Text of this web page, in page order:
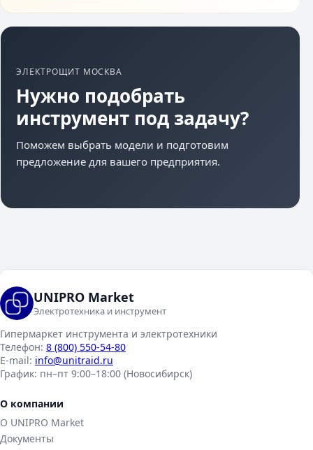
ЭЛЕКТРОЩИТ МОСКВА
Нужно подобрать
инструмент под задачу?
Поможем выбрать модели и подготовим
предложение для вашего предприятия.
UNIPRO Market
Электротехника и инструмент
Гипермаркет инструмента и электротехники
Телефон: 8 (800) 550-54-80
E-mail: info@unitraid.ru
График: пн–пт 9:00–18:00 (Новосибирск)
О компании
О UNIPRO Market
Документы